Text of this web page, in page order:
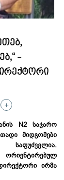
-
+
N2 საჯარო
მიდგომები
საფუძველია.
ორიენტირებულ
ირმა